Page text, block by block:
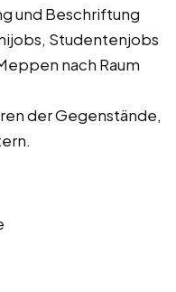
und Beschriftung
Studentenjobs
nach Raum
der Gegenstände,